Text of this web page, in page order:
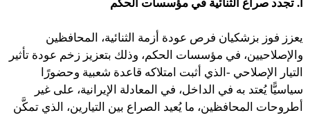
أ. تجدد صراع الثنائية في مؤسسات الحكم
يعزز فوز بزشكيان فرص عودة أزمة الثنائية، المحافظين
والإصلاحيين، في مؤسسات الحكم، وذلك بتعزيز زخم عودة تأثير
التيار الإصلاحي -الذي أثبت امتلاكه قاعدة شعبية وحضورًا
سياسيًّا يُعتد به في الداخل، في المعادلة الإيرانية، على غير
أطروحات المحافظين، ما يُعيد الصراع بين التيارين، الذي تمكَّن